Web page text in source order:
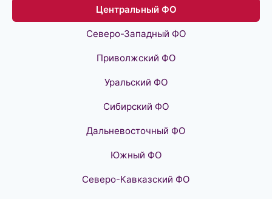
Центральный ФО
Северо-Западный ФО
Приволжский ФО
Уральский ФО
Сибирский ФО
Дальневосточный ФО
Южный ФО
Северо-Кавказский ФО